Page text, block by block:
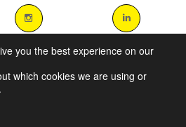
- Web Design by
you the best experience on our
which cookies we are using or
.